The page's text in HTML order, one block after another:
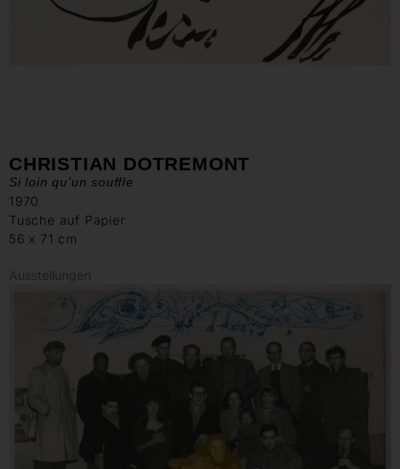
CHRISTIAN DOTREMONT
Si loin qu’un souffle
1970
Tusche auf Papier
56 x 71 cm
Ausstellungen